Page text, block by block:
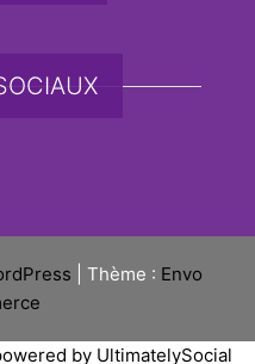
Thème : Envo
by UltimatelySocial